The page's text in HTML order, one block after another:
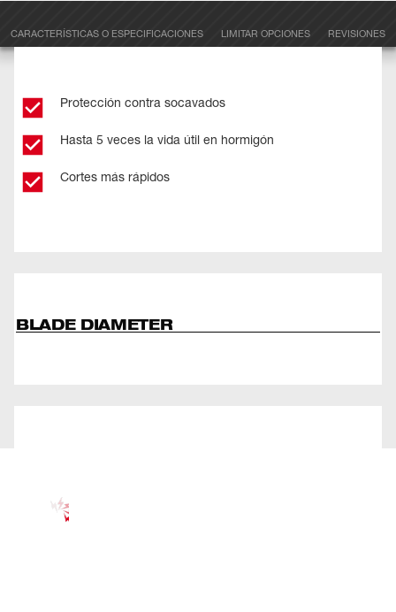
CARACTERÍSTICAS O ESPECIFICACIONES LIMITAR OPCIONES REVISIONES
Protección contra socavados
Hasta 5 veces la vida útil en hormigón
Cortes más rápidos
BLADE DIAMETER